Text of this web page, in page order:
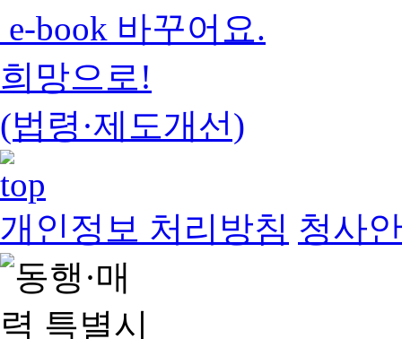
e-book 바꾸어요.
희망으로!
(법령·제도개선)
개인정보 처리방침 청사